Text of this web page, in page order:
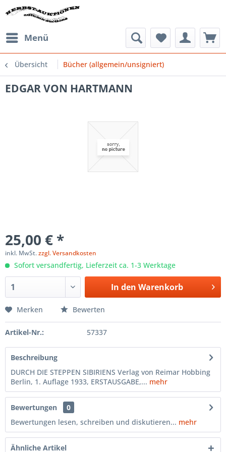
Menü
Übersicht Bücher (allgemein/unsigniert)
EDGAR VON HARTMANN
25,00 € *
inkl. MwSt.zzgl. Versandkosten
Sofort versandfertig, Lieferzeit ca. 1-3 Werktage
In den Warenkorb
Merken Bewerten
Artikel-Nr.: 57337
Beschreibung
DURCH DIE STEPPEN SIBIRIENS Verlag von Reimar Hobbing
Berlin, 1. Auflage 1933, ERSTAUSGABE,... mehr
Bewertungen
0
Bewertungen lesen, schreiben und diskutieren... mehr
Ähnliche Artikel